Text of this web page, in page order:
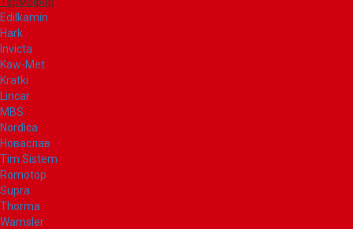
Edilkamin
Hark
Invicta
Kaw-Met
Kratki
Lincar
MBS
Nordica
Новаслав
Tim Sistem
Romotop
Supra
Thorma
Wamsler